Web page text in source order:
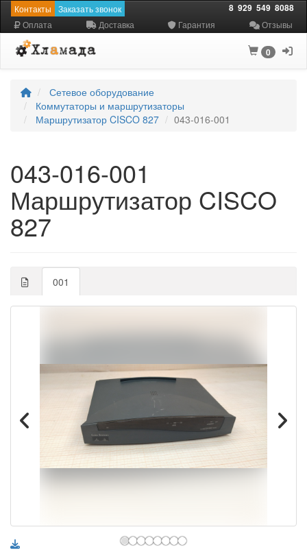
Контакты Заказать звонок 8 929 549 8088
Оплата Доставка Гарантия Отзывы
0
Сетевое оборудование
Коммутаторы и маршрутизаторы
Маршрутизатор CISCO 827
043-016-001
043-016-001
Маршрутизатор CISCO
827
001